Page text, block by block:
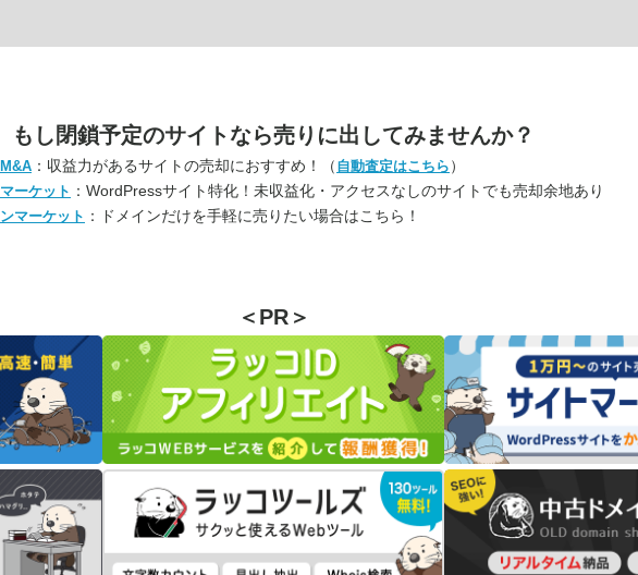
もし閉鎖予定のサイトなら売りに出してみませんか？
：収益力があるサイトの売却におすすめ！（ 自動査定はこちら ）
ーケット ：WordPressサイト特化！未収益化・アクセスなしのサイトでも売却余地あり
マーケット ：ドメインだけを手軽に売りたい場合はこちら！
＜PR＞